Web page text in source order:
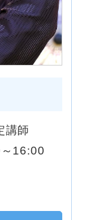
講師
16:00